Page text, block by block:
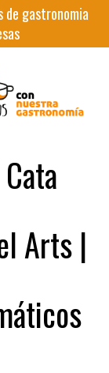
de gastronomia
Arts |